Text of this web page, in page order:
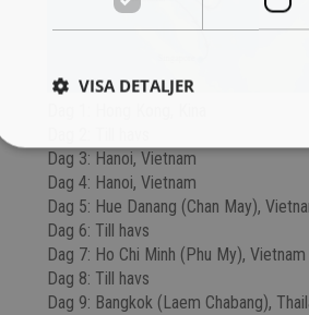
Dag 3: Hanoi, Vietnam
Dag 4: Hanoi, Vietnam
Dag 5: Hue Danang (Chan May),
Dag 6: Till havs
Dag 7: Ho Chi Minh (Phu My), Vietnam
Dag 8: Till havs
Dag 9: Bangkok (Laem Chabang),
VISA DETALJER